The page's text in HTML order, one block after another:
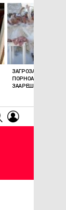
SEARCH
ЗАГРОЗА 15 РОКІВ
ПОРНОАКТОРКА
ЗААРЕШТОВАНА НА